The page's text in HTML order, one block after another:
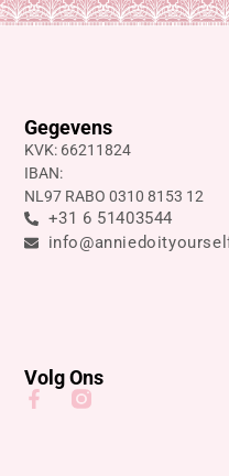
Gegevens
KVK: 66211824
IBAN:
NL97 RABO 0310 8153 12
+31 6 51403544
Volg Ons